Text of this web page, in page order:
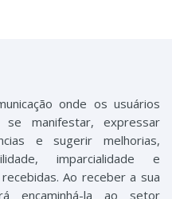
onde os usuários
manifestar, expressar
e sugerir melhorias,
imparcialidade e
Ao receber a sua
encaminhá-la ao setor